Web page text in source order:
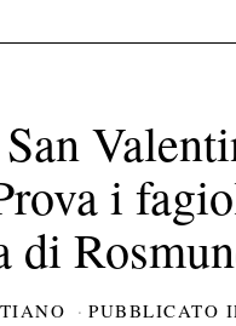
i
di
PUBBLICATO